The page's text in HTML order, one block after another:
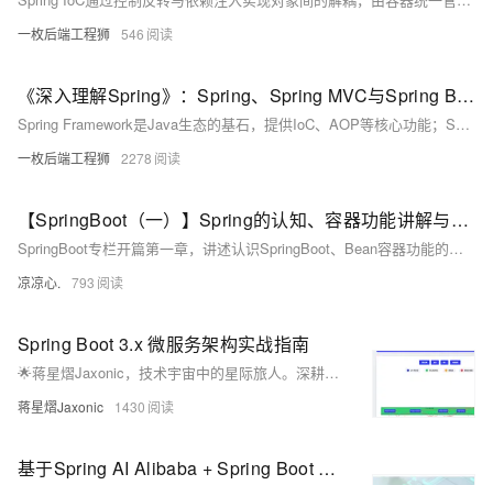
一枚后端工程狮 546
《深入理解Spring》：Spring、Spring MVC与Spring Boot的深度解析
Spring Framework是Java生态的基石，提供IoC、AOP等核心功能；Spring MVC基于其构建，实现Web层MVC架构；Spring Boot则通过自动配置和内嵌服务器，极大简化了开发与部署。三者层层演进，Spring Boot并非替代，而是对前者的高效封装与增强，适用于微服务与快速开发，而深入理解Spring Framework有助于更好驾驭整体技术栈。
一枚后端工程狮 2278
【SpringBoot（一）】Spring的认知、容器功能讲解与自动装配原理的入门，带你熟悉Springboot中基本的注解使用
SpringBoot专栏开篇第一章，讲述认识SpringBoot、Bean容器功能的讲解、自动装配原理的入门，还有其他常用的Springboot注解！如果想要了解SpringBoot，那么就进来看看吧！
凉凉心. 793
Spring Boot 3.x 微服务架构实战指南
🌟蒋星熠Jaxonic，技术宇宙中的星际旅人。深耕Spring Boot 3.x与微服务架构，探索云原生、性能优化与高可用系统设计。以代码为笔，在二进制星河中谱写极客诗篇。关注我，共赴技术星辰大海！（238字）
蒋星熠Jaxonic 1430
基于Spring AI Alibaba + Spring Boot + Ollama搭建本地AI对话机器人API